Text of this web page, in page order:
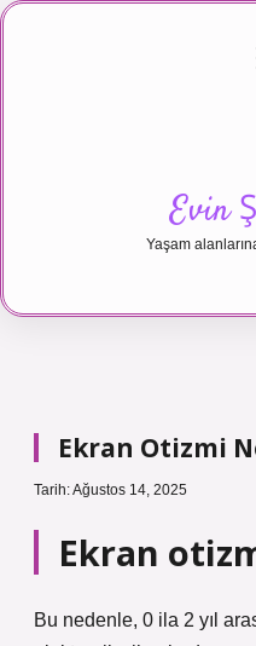
Gizlilik
Evin
Yaşam
Ekran Otizmi
Tarih: Ağustos 14, 2025
Ekran
Bu nedenle, 0 ila 2 yıl